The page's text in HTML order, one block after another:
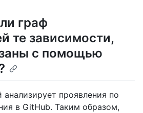
граф
те зависимости,
с помощью
проявления по
в GitHub. Таким образом,